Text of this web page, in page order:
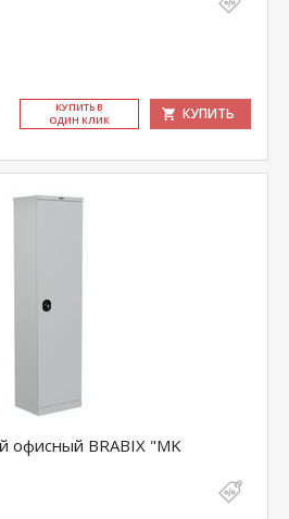
КУ­ПИТЬ В
ОДИН КЛИК
КУПИТЬ
офисный BRABIX "MK